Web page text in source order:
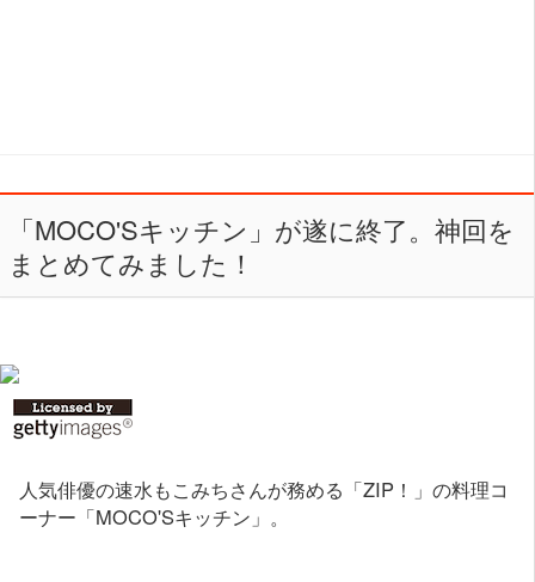
「MOCO'Sキッチン」が遂に終了。神回を
まとめてみました！
人気俳優の速水もこみちさんが務める「ZIP！」の料理コ
ーナー「MOCO'Sキッチン」。